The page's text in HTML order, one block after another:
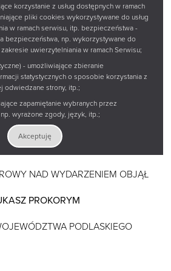
korzystanie z usług dostępnych w ramach
pliki cookies wykorzystywane do usług
w ramach serwisu, itp. bezpieczeństwa -
bezpieczeństwa, np. wykorzystywane do
uwierzytelniania w ramach Serwisu;
- umożliwiające zbieranie
statystycznych o sposobie korzystania z
odwiedzane strony, itp.;
zapamiętanie wybranych przez
wyrażone zgody, język, itp.;
Akceptuję
)
30 października
prosimy o podanie tytułu
! Decyduje kolejność zgłoszeń.
– zanurzmy się w popkulturze
NAD WYDARZENIEM OBJĄŁ
PROKORYM
PODLASKIEGO